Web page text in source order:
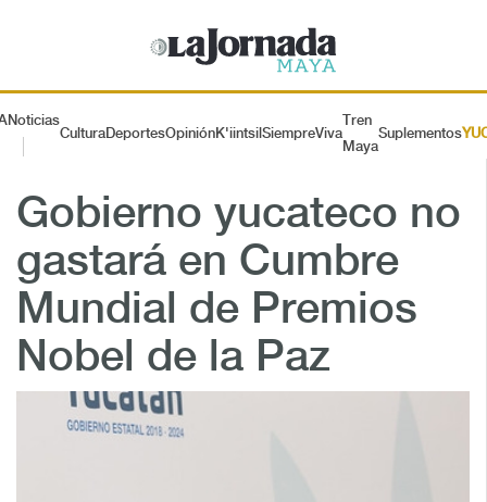
Noticias
CulturaDeportesOpiniónK'iintsil SiempreViva
Tren
Maya
Suplementos
Gobierno yucateco no
gastará en Cumbre
Mundial de Premios
Nobel de la Paz